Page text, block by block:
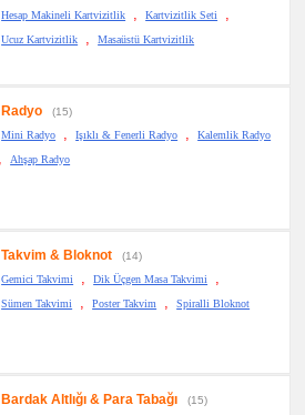
Hesap Makineli Kartvizitlik Kartvizitlik Seti
Ucuz Kartvizitlik Masaüstü Kartvizitlik
Radyo
(15)
Mini Radyo
Işıklı & Fenerli Radyo Kalemlik Radyo
Ahşap Radyo
Takvim & Bloknot
(14)
Gemici Takvimi
Dik Üçgen Masa Takvimi
Sümen Takvimi Poster Takvim Spiralli Bloknot
Bardak Altlığı & Para Tabağı
(15)